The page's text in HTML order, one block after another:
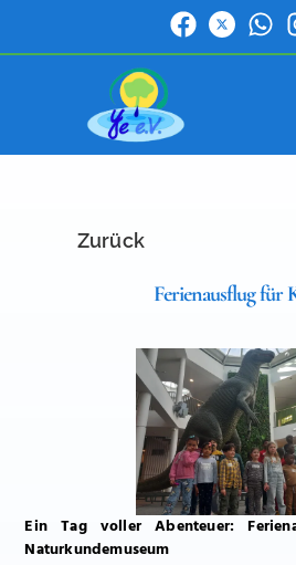
Zurück
Ferienausflug für
Ein Tag voller Abenteuer:
Naturkundemuseum